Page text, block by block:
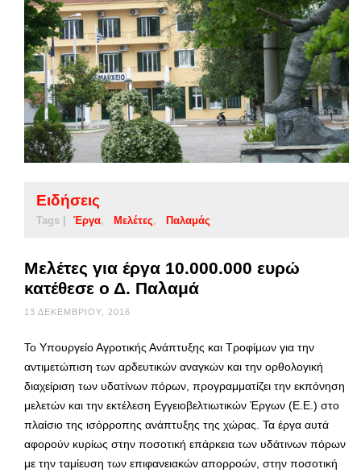
Ειδήσεις
Tags | Έργα Μελέτες Παλαμάς
Μελέτες για έργα 10.000.000 ευρώ
κατέθεσε ο Δ. Παλαμά
13 ΔΕΚΕΜΒΡΊΟΥ, 2016
Το Υπουργείο Αγροτικής Ανάπτυξης και Τροφίμων για την
αντιμετώπιση των αρδευτικών αναγκών και την ορθολογική
διαχείριση των υδατίνων πόρων, προγραμματίζει την εκπόνηση
μελετών και την εκτέλεση Εγγειοβελτιωτικών Έργων (Ε.Ε.) στο
πλαίσιο της ισόρροπης ανάπτυξης της χώρας. Τα έργα αυτά
αφορούν κυρίως στην ποσοτική επάρκεια των υδάτινων πόρων
με την ταμίευση των επιφανειακών απορροών, στην ποσοτική